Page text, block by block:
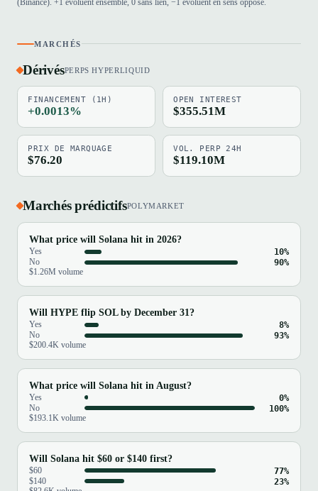
(Binance). +1 évoluent ensemble, 0 sans lien, −1 évoluent en sens opposé.
MARCHÉS
DérivésPERPS HYPERLIQUID
FINANCEMENT (1H)
+0.0013%
OPEN INTEREST
$355.51M
PRIX DE MARQUAGE
$76.20
VOL. PERP 24H
$119.10M
Marchés prédictifsPOLYMARKET
What price will Solana hit in 2026?
Yes 10%
No 90%
$1.26M volume
Will HYPE flip SOL by December 31?
Yes 8%
No 93%
$200.4K volume
What price will Solana hit in August?
Yes 0%
No 100%
$193.1K volume
Will Solana hit $60 or $140 first?
$60 77%
$140 23%